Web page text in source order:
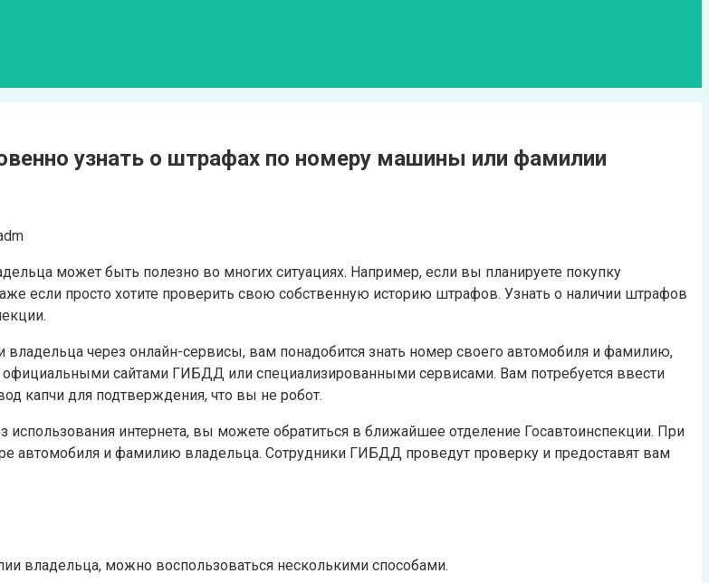
узнать о штрафах по номеру машины или фамилии
может быть полезно во многих ситуациях. Например, если вы планируете покупку
если просто хотите проверить свою собственную историю штрафов. Узнать о наличии штрафов
через онлайн-сервисы, вам понадобится знать номер своего автомобиля и фамилию,
сайтами ГИБДД или специализированными сервисами. Вам потребуется ввести
капчи для подтверждения, что вы не робот.
интернета, вы можете обратиться в ближайшее отделение Госавтоинспекции. При
и фамилию владельца. Сотрудники ГИБДД проведут проверку и предоставят вам
владельца, можно воспользоваться несколькими способами.